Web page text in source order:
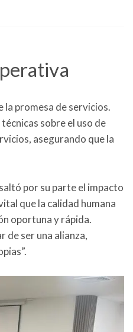
la promesa de servicios.
sobre el uso de
asegurando que la
por su parte el impacto
que la calidad humana
oportuna y rápida.
de ser una alianza,